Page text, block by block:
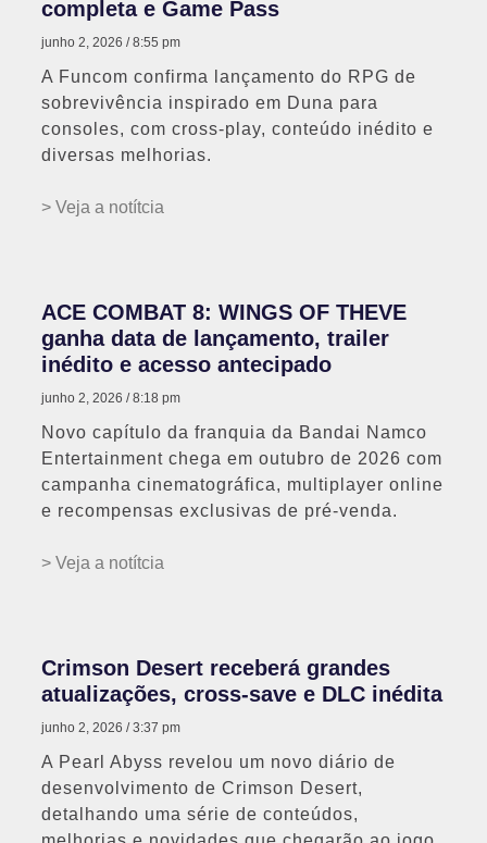
completa e Game Pass
junho 2, 2026 8:55 pm
A Funcom confirma lançamento do RPG de
sobrevivência inspirado em Duna para
consoles, com cross-play, conteúdo inédito e
diversas melhorias.
> Veja a notítcia
ACE COMBAT 8: WINGS OF THEVE
ganha data de lançamento, trailer
inédito e acesso antecipado
junho 2, 2026 8:18 pm
Novo capítulo da franquia da Bandai Namco
Entertainment chega em outubro de 2026 com
campanha cinematográfica, multiplayer online
e recompensas exclusivas de pré-venda.
> Veja a notítcia
Crimson Desert receberá grandes
atualizações, cross-save e DLC inédita
junho 2, 2026 3:37 pm
A Pearl Abyss revelou um novo diário de
desenvolvimento de Crimson Desert,
detalhando uma série de conteúdos,